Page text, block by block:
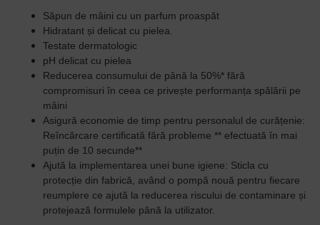
Săpun de mâini cu un parfum proaspăt
Hidratant și delicat cu pielea.
Testate dermatologic
pH delicat cu pielea
Reducerea consumului de până la 50%* fără
compromisuri în ceea ce privește performanța spălării pe
mâini
Asigură economie de timp pentru personalul de curățenie:
Reîncărcare certificată fără probleme ** efectuată în mai
puțin de 10 secunde**
Ajută la implementarea unei bune igiene: Sticla cu
protecție din fabrică, având o pompă nouă pentru fiecare
reumplere ce ajută la reducerea riscului de contaminare și
protejează formulele până la utilizator.